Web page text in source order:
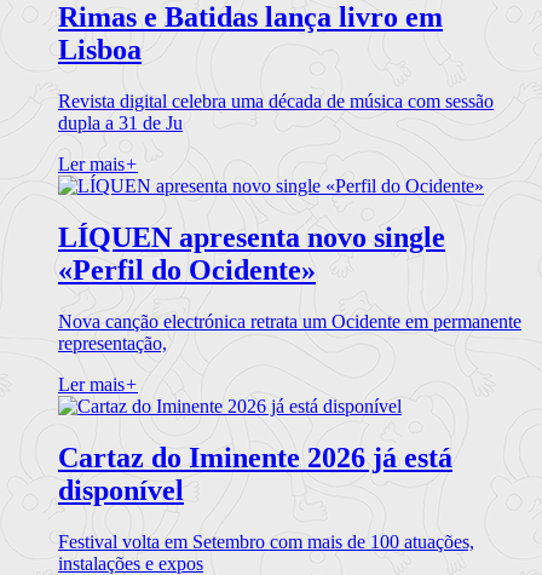
Rimas e Batidas lança livro em
Lisboa
Revista digital celebra uma década de música com sessão
dupla a 31 de Ju
Ler mais+
LÍQUEN apresenta novo single
«Perfil do Ocidente»
Nova canção electrónica retrata um Ocidente em permanente
representação,
Ler mais+
Cartaz do Iminente 2026 já está
disponível
Festival volta em Setembro com mais de 100 atuações,
instalações e expos